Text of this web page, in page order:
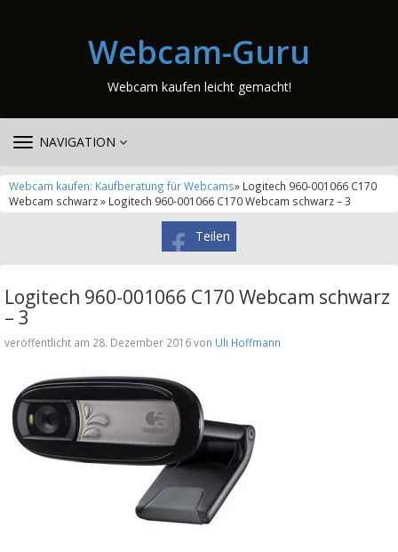
Webcam-Guru
Webcam kaufen leicht gemacht!
TOGGLE
NAVIGATION
Webcam kaufen: Kaufberatung für Webcams» Logitech 960-001066 C170
Webcam schwarz » Logitech 960-001066 C170 Webcam schwarz – 3
Teilen
Logitech 960-001066 C170 Webcam schwarz
– 3
veröffentlicht am 28. Dezember 2016 von Uli Hoffmann